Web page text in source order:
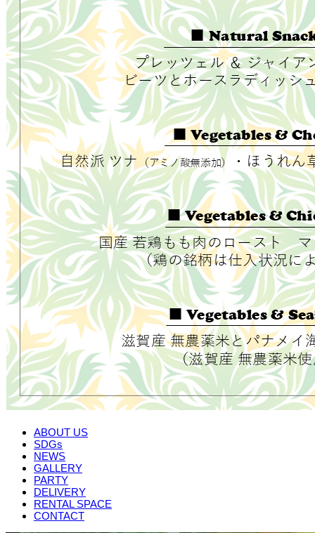
ABOUT US
SDGs
NEWS
GALLERY
PARTY
DELIVERY
RENTAL SPACE
CONTACT